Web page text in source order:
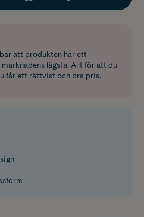
att produkten har ett
lägsta. Allt för att du
får ett rättvist och bra pris.